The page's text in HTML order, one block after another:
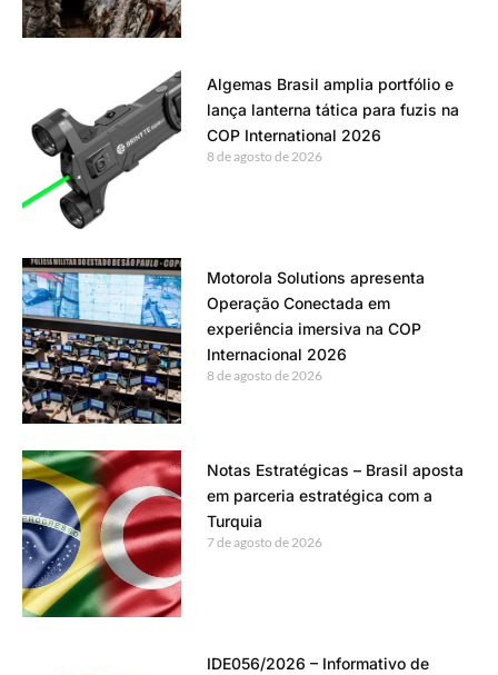
Algemas Brasil amplia portfólio e
lança lanterna tática para fuzis na
COP International 2026
8 de agosto de 2026
Motorola Solutions apresenta
Operação Conectada em
experiência imersiva na COP
Internacional 2026
8 de agosto de 2026
Notas Estratégicas – Brasil aposta
em parceria estratégica com a
Turquia
7 de agosto de 2026
IDE056/2026 – Informativo de